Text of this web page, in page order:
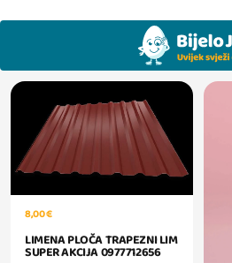
8,00 €
LIMENA PLOČA TRAPEZNI LIM
SUPER AKCIJA 0977712656